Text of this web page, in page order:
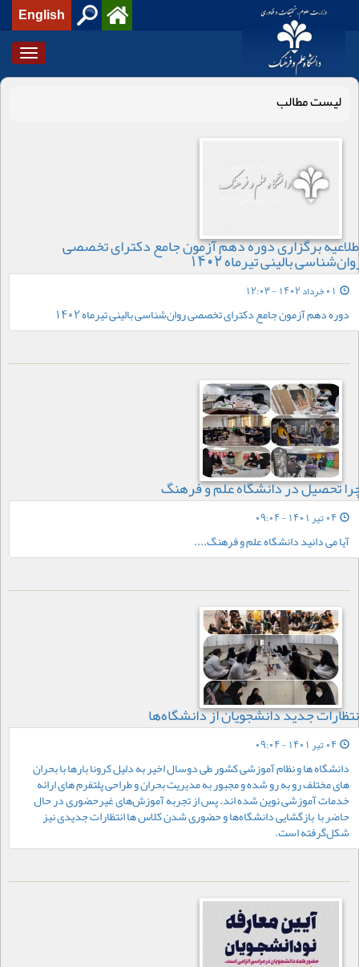
English
لیست مطالب
برگزاری دوره دهم آزمون جامع دکترای تخصصی
بالینی تیرماه 1402
دوره دهم آزمون جامع دکترای تخصصی روان‌شناسی بالینی تیرماه 1402
تحصیل در دانشگاه علم و فرهنگ
آیا می دانید دانشگاه علم و فرهنگ....
جدید دانشجویان از دانشگاه‌ها
‎دانشگاه ها و نظام آموزشی کشور طی دوسال اخیر به دلیل کرونا بارها با بحران
های مختلف رو به رو شده و مجبور به مدیریت بحران و طراحی پلتفرم های ارائه
خدمات آموزشی نوین شده اند. پس از تجربه آموزش‌های غیرحضوری در حال
حاضر با بازگشایی دانشگاه‌ها و حضوری شدن کلاس ها انتظارات جدیدی نیز
شکل‌گرفته است.